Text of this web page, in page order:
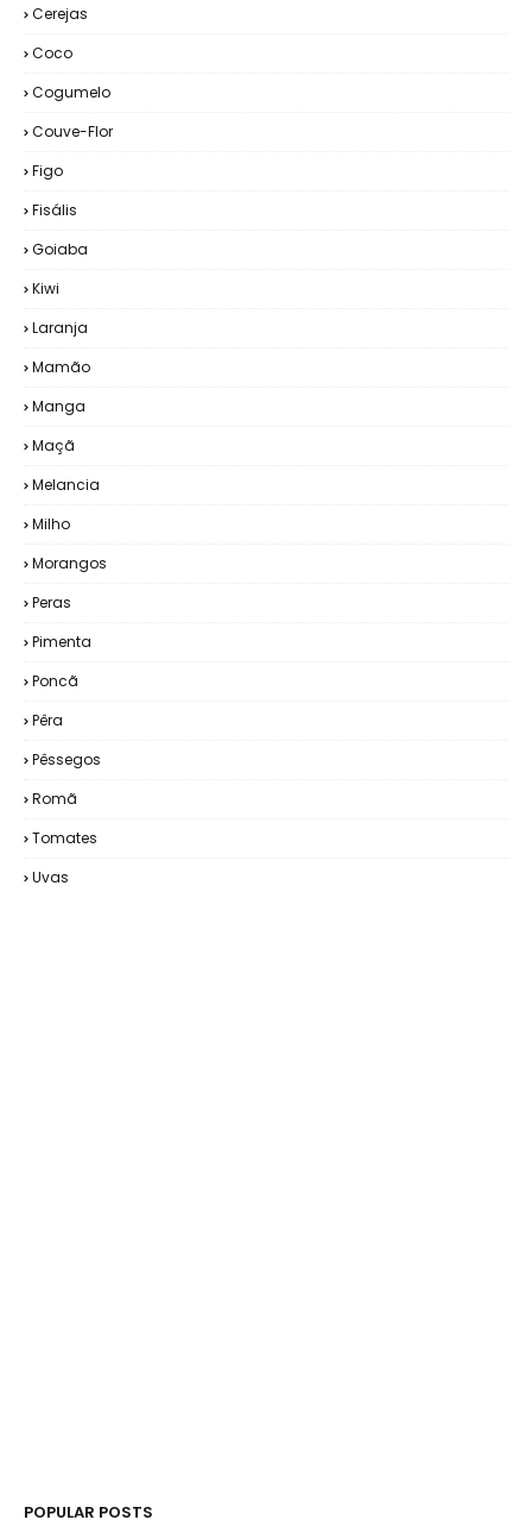
Cerejas
Coco
Cogumelo
Couve-Flor
Figo
Fisális
Goiaba
Kiwi
Laranja
Mamão
Manga
Maçã
Melancia
Milho
Morangos
Peras
Pimenta
Poncã
Pêra
Pêssegos
Romã
Tomates
Uvas
POPULAR POSTS